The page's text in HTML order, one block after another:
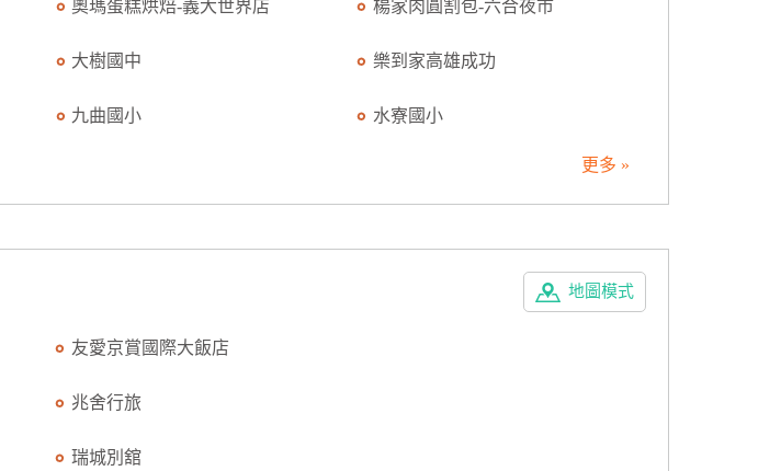
奧瑪蛋糕烘焙-義大世界店 楊家肉圓割包-六合夜市
大樹國中 樂到家高雄成功
九曲國小 水寮國小
更多 »
地圖模式
友愛京賞國際大飯店
兆舍行旅
瑞城別舘